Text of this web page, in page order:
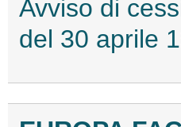
Avviso di
del 30 aprile